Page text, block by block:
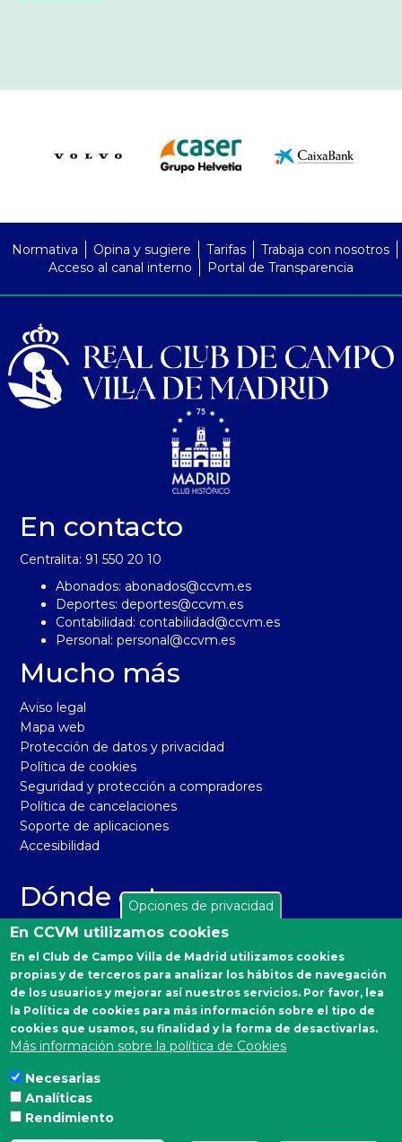
Normativa
Opina y sugiere Tarifas
Trabaja con nosotros
Acceso al canal interno
Portal de Transparencia
En contacto
Centralita: 91 550 20 10
Abonados: abonados@ccvm.es
Deportes: deportes@ccvm.es
Contabilidad: contabilidad@ccvm.es
Personal:personal@ccvm.es
Mucho más
Aviso legal
Mapa web
Protección de datos y privacidad
Política de cookies
Seguridad y protección a compradores
Política de cancelaciones
Soporte de aplicaciones
Accesibilidad
Dónde estamos
El Real Club de Campo Villa de Madrid está situado en la
carretera de Castilla, km 2 de Madrid 28040. Distrito
Moncloa-Aravaca.
Autobuses desde Moncloa: 160, 161 y A.
Emergencias Sanitarias
Estamos en las redes
Opciones de privacidad
En CCVM utilizamos cookies
En el Club de Campo Villa de Madrid utilizamos cookies
propias y de terceros para analizar los hábitos de navegación
de los usuarios y mejorar así nuestros servicios. Por favor, lea
la Política de cookies para más información sobre el tipo de
cookies que usamos, su finalidad y la forma de desactivarlas.
Más información sobre la política de Cookies
Necesarias
Analíticas
Rendimiento